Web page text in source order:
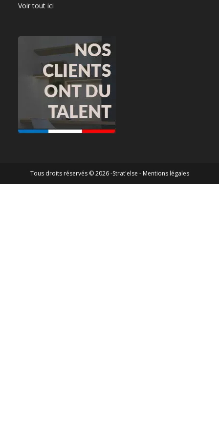
Voir tout ici
Tous droits réservés © 2026 -Strat'else - Mentions légales